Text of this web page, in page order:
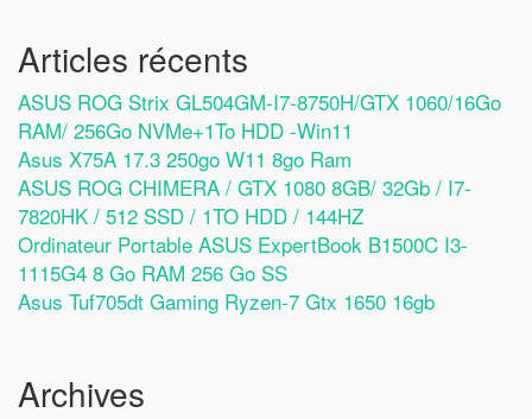
Articles récents
ASUS ROG Strix GL504GM-I7-8750H/GTX 1060/16Go
RAM/ 256Go NVMe+1To HDD -Win11
Asus X75A 17.3 250go W11 8go Ram
ASUS ROG CHIMERA / GTX 1080 8GB/ 32Gb / I7-
7820HK / 512 SSD / 1TO HDD / 144HZ
Ordinateur Portable ASUS ExpertBook B1500C I3-
1115G4 8 Go RAM 256 Go SS
Asus Tuf705dt Gaming Ryzen-7 Gtx 1650 16gb
Archives